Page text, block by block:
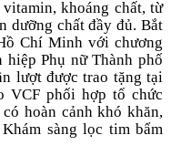
khoáng chất, từ
dưỡng chất đầy đủ. Bắt
Chí Minh với chương
Phụ nữ Thành phố
lượt được trao tặng tại
VCF phối hợp tổ chức
hoàn cảnh khó khăn,
sàng lọc tim bẩm